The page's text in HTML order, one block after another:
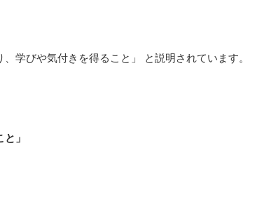
学びや気付きを得ること」 と説明されています。
」